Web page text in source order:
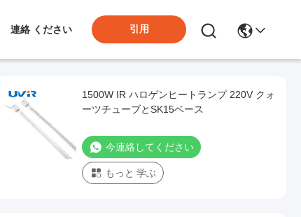
連絡 ください 引用
1500W IR ハロゲンヒートランプ 220V クォ
ーツチューブとSK15ベース
今連絡してください
もっと 学ぶ